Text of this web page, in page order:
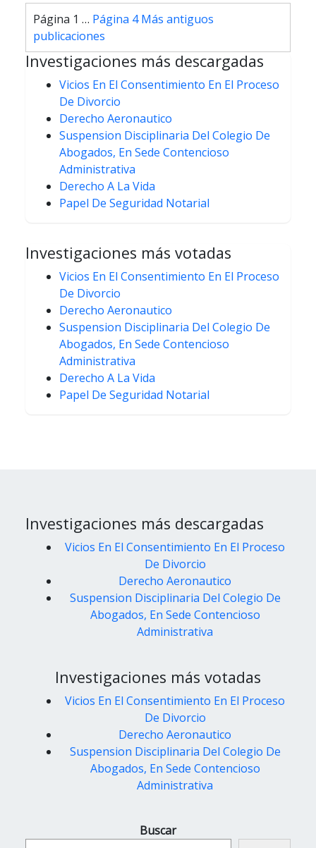
Paginación
de
entradas
Página 1 … Página 4 Más antiguos
publicaciones
Investigaciones más descargadas
Vicios En El Consentimiento En El Proceso
De Divorcio
Derecho Aeronautico
Suspension Disciplinaria Del Colegio De
Abogados, En Sede Contencioso
Administrativa
Derecho A La Vida
Papel De Seguridad Notarial
Investigaciones más votadas
Vicios En El Consentimiento En El Proceso
De Divorcio
Derecho Aeronautico
Suspension Disciplinaria Del Colegio De
Abogados, En Sede Contencioso
Administrativa
Derecho A La Vida
Papel De Seguridad Notarial
Investigaciones más descargadas
Vicios En El Consentimiento En El Proceso
De Divorcio
Derecho Aeronautico
Suspension Disciplinaria Del Colegio De
Abogados, En Sede Contencioso
Administrativa
Investigaciones más votadas
Vicios En El Consentimiento En El Proceso
De Divorcio
Derecho Aeronautico
Suspension Disciplinaria Del Colegio De
Abogados, En Sede Contencioso
Administrativa
Buscar